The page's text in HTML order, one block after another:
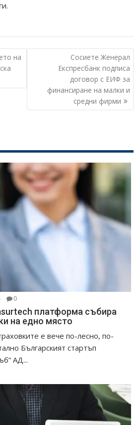
на
Сосиете Женерал
Експресбанк подписа
договор с ЕИФ за
финансиране на малки и
средни фирми
0
платформа събира
на едно място
е вече по-лесно, по-
Българският стартъп
АД...